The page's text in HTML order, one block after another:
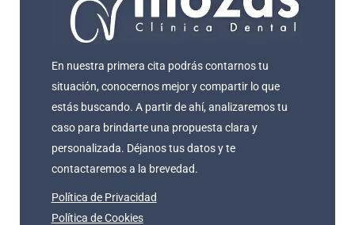
En nuestra primera cita podrás contarnos tu
situación, conocernos mejor y compartir lo que
estás buscando. A partir de ahí, analizaremos tu
caso para brindarte una propuesta clara y
personalizada. Déjanos tus datos y te
contactaremos a la brevedad.
Política de Privacidad
Política de Cookies